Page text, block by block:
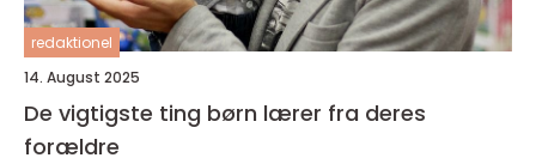
redaktionel
14. August 2025
De vigtigste ting børn lærer fra deres
forældre